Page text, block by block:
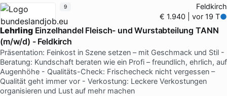
Feldkirch
€ 1.940 | vor 19 T
LehrlingEinzelhandel Fleisch- und Wurstabteilung TANN
(m/w/d) - Feldkirch
Präsentation: Feinkost in Szene setzen – mit Geschmack und Stil -
Beratung: Kundschaft beraten wie ein Profi – freundlich, ehrlich, auf
Augenhöhe - Qualitäts-Check: Frischecheck nicht vergessen –
Qualität geht immer vor - Verkostung: Leckere Verkostungen
organisieren und Lust auf mehr machen
9